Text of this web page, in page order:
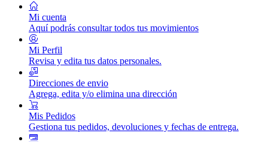
Mi cuenta
Aquí podrás consultar todos tus movimientos
Mi Perfil
Revisa y edita tus datos personales.
Direcciones de envio
Agrega, edita y/o elimina una dirección
Mis Pedidos
Gestiona tus pedidos, devoluciones y fechas de entrega.